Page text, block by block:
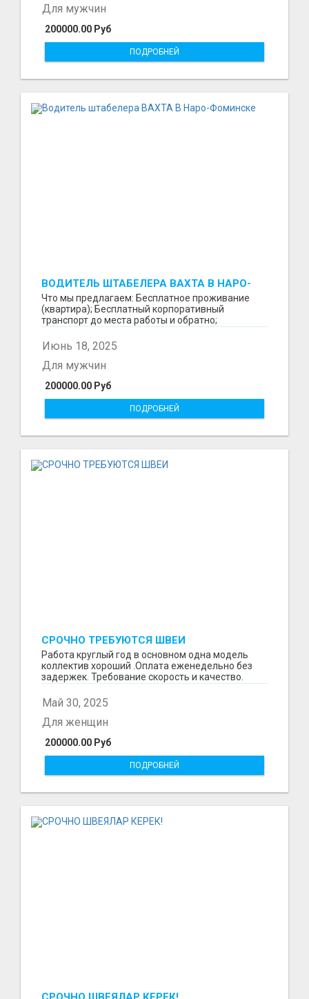
200000.00 Руб
Для мужчин
ПОДРОБНЕЙ
ВОДИТЕЛЬ ШТАБЕЛЕРА ВАХТА В НАРО-
ФОМИНСКЕ
Что мы предлагаем: Бесплатное проживание
(квартира); Бесплатный корпоративный
транспорт до места работы и обратно;
Июнь 18, 2025
200000.00 Руб
Для мужчин
ПОДРОБНЕЙ
СРОЧНО ТРЕБУЮТСЯ ШВЕИ
Работа круглый год в основном одна модель
коллектив хороший .Оплата еженедельно без
задержек. Требование скорость и качество.
Май 30, 2025
200000.00 Руб
Для женщин
ПОДРОБНЕЙ